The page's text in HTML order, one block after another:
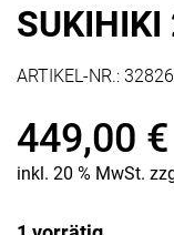
ARTIKEL-NR.:
449,00 €
inkl. 20 % MwSt.